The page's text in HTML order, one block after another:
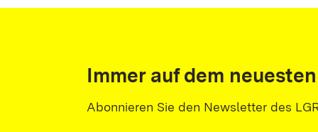
Immer auf dem
Abonnieren Sie den Newsletter des